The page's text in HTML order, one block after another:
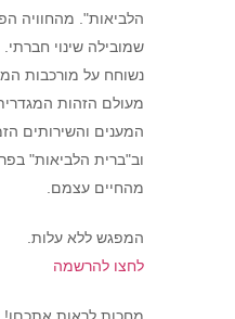
הלביאות". מהחוויה
שמובילה שינוי חברתי.
נשוחח על מורכבות
מעולם הזהות המגדרית
המענים והשירותים
וב"ברית הלביאות"
מהחיים עצמם.
המפגש ללא עלות.
לחצו להרשמה
מחכות לראות אתכםן!